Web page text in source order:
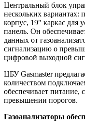
Центральный блок
нескольких
корпус, 19" каркас для
панель. Он
данных от
сигнализацию о
цифровой выходной
ЦБУ Gasmaster
количеством
обеспечивает
превышении порогов.
Газоанализаторы